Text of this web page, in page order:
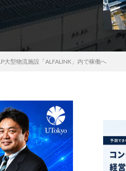
大型物流施設「ALFALINK」内で稼働へ